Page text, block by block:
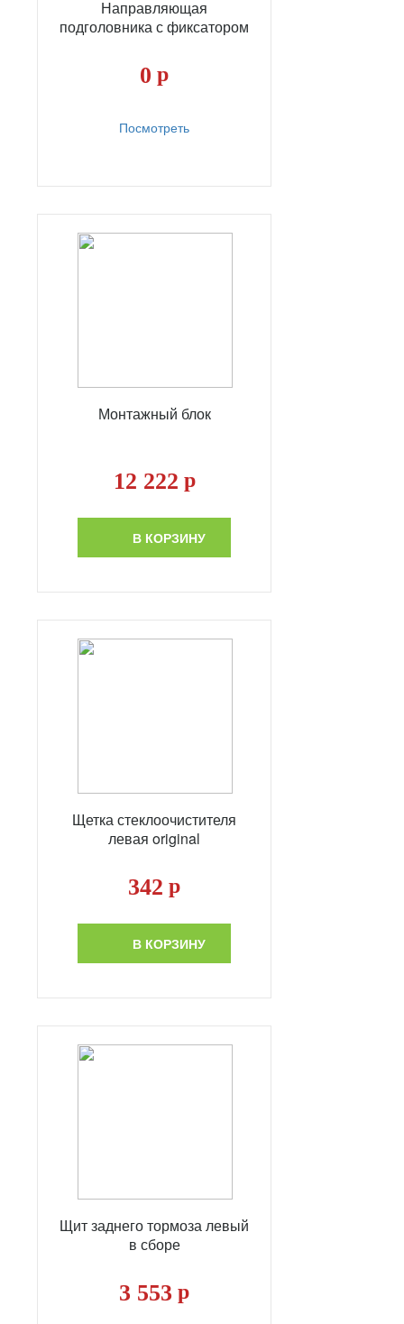
Направляющая
подголовника с фиксатором
0 р
Посмотреть
Монтажный блок
12 222 р
В КОРЗИНУ
Щетка стеклоочистителя
левая original
342 р
В КОРЗИНУ
Щит заднего тормоза левый
в сборе
3 553 р